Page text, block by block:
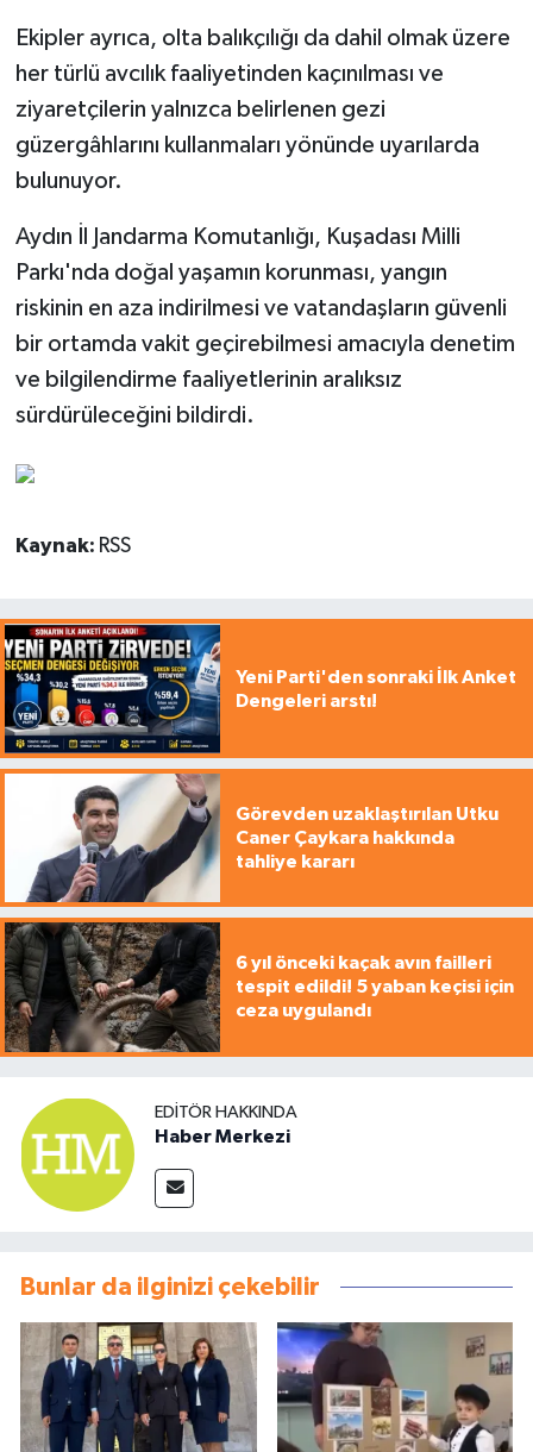
Ekipler ayrıca, olta balıkçılığı da dahil olmak üzere
her türlü avcılık faaliyetinden kaçınılması ve
ziyaretçilerin yalnızca belirlenen gezi
güzergâhlarını kullanmaları yönünde uyarılarda
bulunuyor.
Aydın İl Jandarma Komutanlığı, Kuşadası Milli
Parkı'nda doğal yaşamın korunması, yangın
riskinin en aza indirilmesi ve vatandaşların güvenli
bir ortamda vakit geçirebilmesi amacıyla denetim
ve bilgilendirme faaliyetlerinin aralıksız
sürdürüleceğini bildirdi.
Kaynak: RSS
Yeni Parti'den sonraki İlk Anket
Dengeleri arstı!
Görevden uzaklaştırılan Utku
Caner Çaykara hakkında
tahliye kararı
6 yıl önceki kaçak avın failleri
tespit edildi! 5 yaban keçisi için
ceza uygulandı
EDITÖR HAKKINDA
Haber Merkezi
Bunlar da ilginizi çekebilir